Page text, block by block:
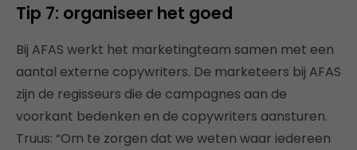
Tip 7: organiseer het goed
Bij AFAS werkt het marketingteam samen met een
aantal externe copywriters. De marketeers bij AFAS
zijn de regisseurs die de campagnes aan de
voorkant bedenken en de copywriters aansturen.
Truus: “Om te zorgen dat we weten waar iedereen